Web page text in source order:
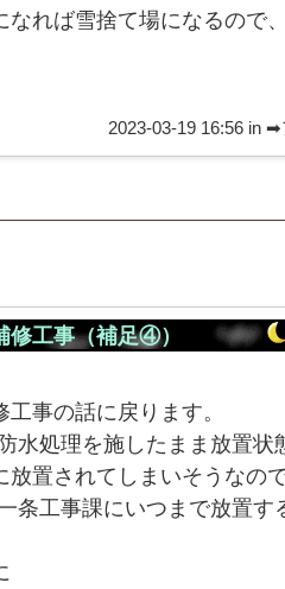
なれば雪捨て場になるので
2023-03-19 16:56 in ➡
工事（補足④）
事の話に戻ります。
水処理を施したまま放置状
放置されてしまいそうなの
条工事課にいつまで放置す